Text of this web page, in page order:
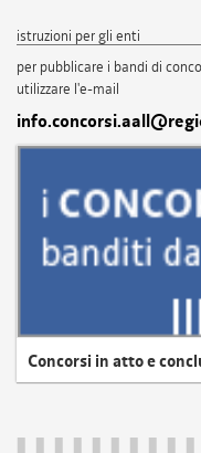
istruzioni per gli enti
per pubblicare i bandi di
utilizzare l'e-mail
Concorsi in atto e